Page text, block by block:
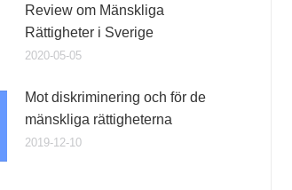
Review om Mänskliga
Rättigheter i Sverige
2020-05-05
Mot diskriminering och för de
mänskliga rättigheterna
2019-12-10